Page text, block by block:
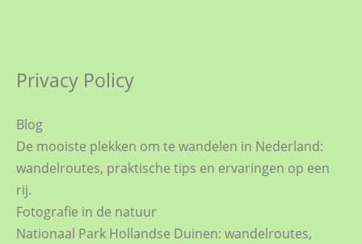
Privacy Policy
Blog
De mooiste plekken om te wandelen in Nederland:
wandelroutes, praktische tips en ervaringen op een
rij.
Fotografie in de natuur
Nationaal Park Hollandse Duinen: wandelroutes,